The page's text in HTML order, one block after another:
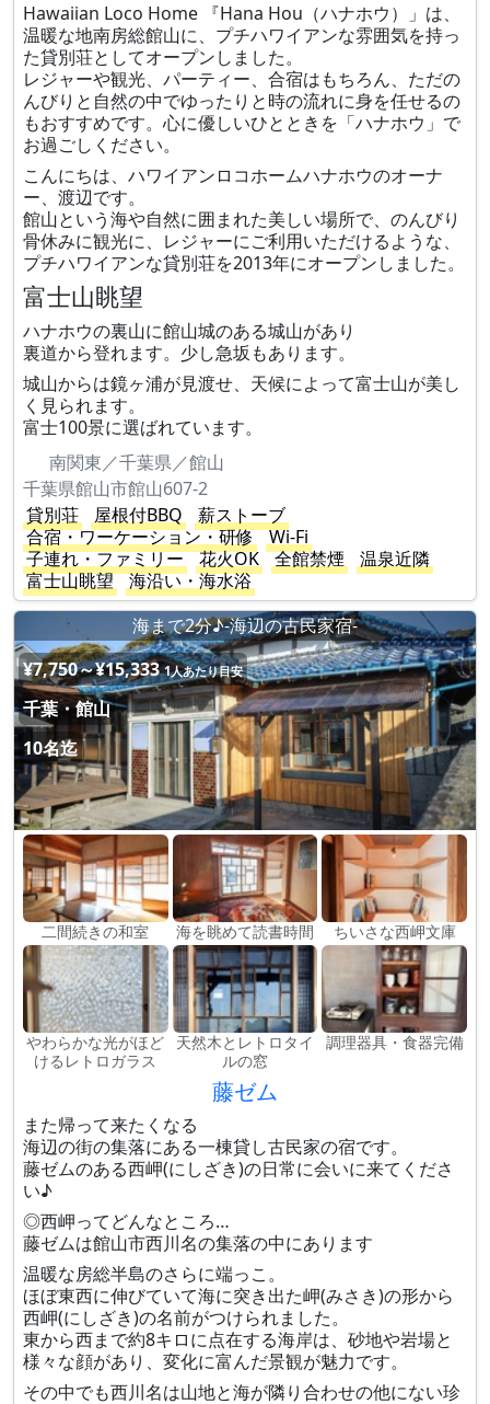
Hawaiian Loco Home 『Hana Hou（ハナホウ）」は、
温暖な地南房総館山に、プチハワイアンな雰囲気を持っ
た貸別荘としてオープンしました。
レジャーや観光、パーティー、合宿はもちろん、ただの
んびりと自然の中でゆったりと時の流れに身を任せるの
もおすすめです。心に優しいひとときを「ハナホウ」で
お過ごしください。
こんにちは、ハワイアンロコホームハナホウのオーナ
ー、渡辺です。
館山という海や自然に囲まれた美しい場所で、のんびり
骨休みに観光に、レジャーにご利用いただけるような、
プチハワイアンな貸別荘を2013年にオープンしました。
富士山眺望
ハナホウの裏山に館山城のある城山があり
裏道から登れます。少し急坂もあります。
城山からは鏡ヶ浦が見渡せ、天候によって富士山が美し
く見られます。
富士100景に選ばれています。
南関東／千葉県／館山
千葉県館山市館山607-2
貸別荘
屋根付BBQ
薪ストーブ
合宿・ワーケーション・研修
Wi-Fi
子連れ・ファミリー
花火OK 全館禁煙
温泉近隣
富士山眺望
海沿い・海水浴
海まで2分♪-海辺の古民家宿-
¥7,750～¥15,333 1人あたり目安
千葉・館山
10名迄
二間続きの和室 海を眺めて読書時間 ちいさな西岬文庫
やわらかな光がほど
けるレトロガラス
天然木とレトロタイ
ルの窓
調理器具・食器完備
藤ゼム
また帰って来たくなる
海辺の街の集落にある一棟貸し古民家の宿です。
藤ゼムのある西岬(にしざき)の日常に会いに来てくださ
い♪
◎西岬ってどんなところ…
藤ゼムは館山市西川名の集落の中にあります
温暖な房総半島のさらに端っこ。
ほぼ東西に伸びていて海に突き出た岬(みさき)の形から
西岬(にしざき)の名前がつけられました。
東から西まで約8キロに点在する海岸は、砂地や岩場と
様々な顔があり、変化に富んだ景観が魅力です。
その中でも西川名は山地と海が隣り合わせの他にない珍